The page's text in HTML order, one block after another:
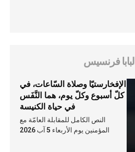
البابا فرنسيس
الإفخارستيّا وصلاة السّاعات، في
كلّ أسبوع وكلّ يوم، هما النَّفَس
في حياة الكنيسة
النص الكامل للمقابلة العامّة مع
المؤمنين يوم الأربعاء 5 آب 2026